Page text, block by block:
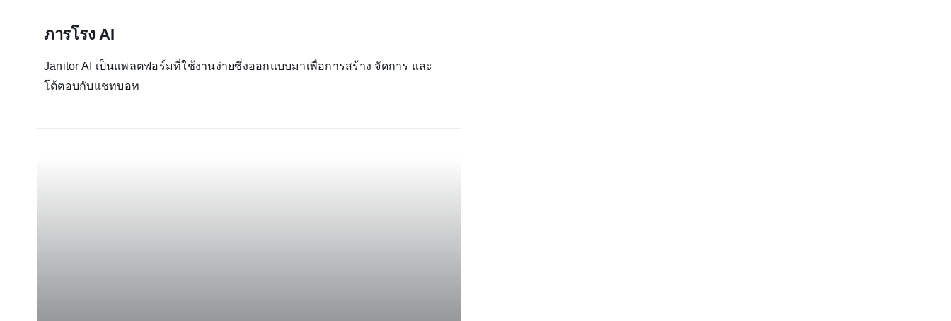
ภารโรง AI
Janitor AI เป็นแพลตฟอร์มที่ใช้งานง่ายซึ่งออกแบบมาเพื่อการสร้าง จัดการ และ
โต้ตอบกับแชทบอท